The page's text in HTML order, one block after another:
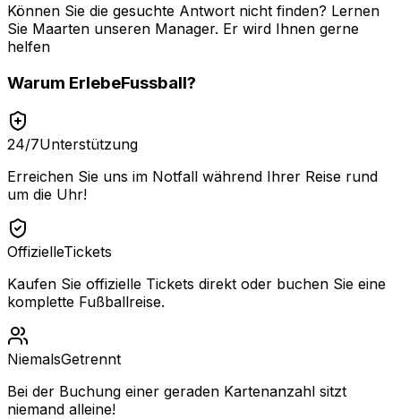
Können Sie die gesuchte Antwort nicht finden? Lernen
Sie Maarten unseren Manager. Er wird Ihnen gerne
helfen
Warum ErlebeFussball?
24/7Unterstützung
Erreichen Sie uns im Notfall während Ihrer Reise rund
um die Uhr!
OffizielleTickets
Kaufen Sie offizielle Tickets direkt oder buchen Sie eine
komplette Fußballreise.
NiemalsGetrennt
Bei der Buchung einer geraden Kartenanzahl sitzt
niemand alleine!